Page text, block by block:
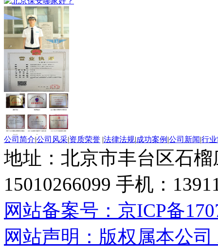
公司简介|公司风采|资质荣誉 |法律法规|成功案例 |公司新闻|行
地址：北京市丰台区石
15010266099 手机：
网站备案号：京ICP备
网站声明：版权属本公司